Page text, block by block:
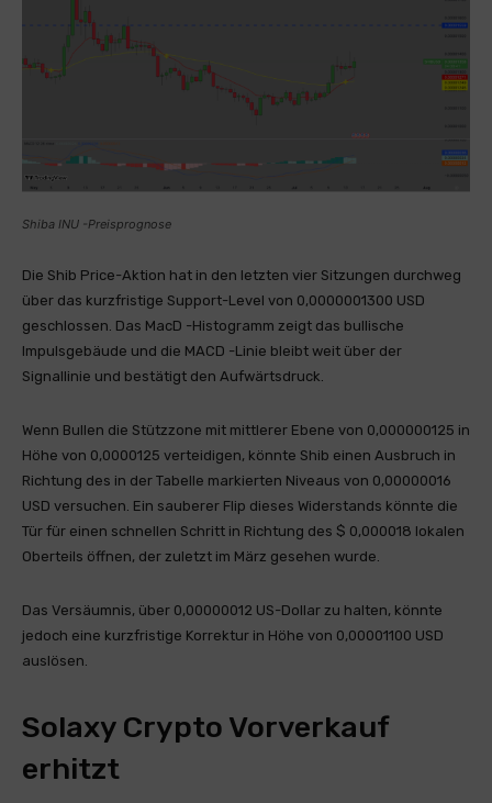
Shiba INU -Preisprognose
Die Shib Price-Aktion hat in den letzten vier Sitzungen durchweg
über das kurzfristige Support-Level von 0,0000001300 USD
geschlossen. Das MacD -Histogramm zeigt das bullische
Impulsgebäude und die MACD -Linie bleibt weit über der
Signallinie und bestätigt den Aufwärtsdruck.
Wenn Bullen die Stützzone mit mittlerer Ebene von 0,000000125 in
Höhe von 0,0000125 verteidigen, könnte Shib einen Ausbruch in
Richtung des in der Tabelle markierten Niveaus von 0,00000016
USD versuchen. Ein sauberer Flip dieses Widerstands könnte die
Tür für einen schnellen Schritt in Richtung des $ 0,000018 lokalen
Oberteils öffnen, der zuletzt im März gesehen wurde.
Das Versäumnis, über 0,00000012 US-Dollar zu halten, könnte
jedoch eine kurzfristige Korrektur in Höhe von 0,00001100 USD
auslösen.
Solaxy Crypto Vorverkauf
erhitzt